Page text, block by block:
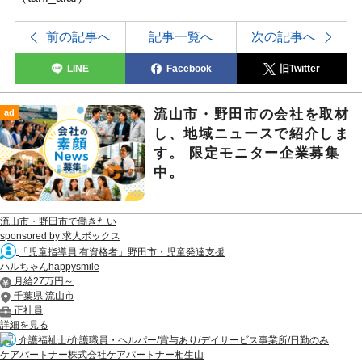
前の記事へ 記事一覧へ 次の記事へ
LINE Facebook 旧Twitter
ad
流山市・野田市の会社を取材
し、地域ニュースで紹介しま
す。 限定モニター企業募集
中。
流山市・野田市で働きたい
sponsored by 求人ボックス
「児童指導員 有資格者」野田市・児童発達支援
ハルちゃんhappysmile
月給27万円～
千葉県 流山市
正社員
詳細を見る
介護福祉士/介護職員・ヘルパー/賞与あり/デイサービス事業所/日勤のみ
ケアパートナー株式会社ケアパートナー相生山